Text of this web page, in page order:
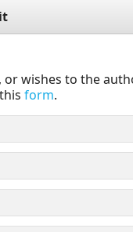
wishes to the
form.